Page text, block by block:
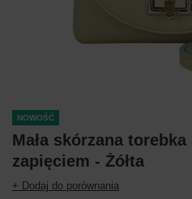
NOWOŚĆ
Mała skórzana
zapięciem - Żółta
+ Dodaj do porównania